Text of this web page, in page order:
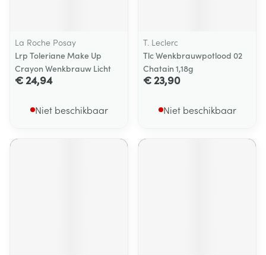
La Roche Posay
Lrp Toleriane Make Up
Crayon Wenkbrauw Licht
€ 24,94
Niet beschikbaar
T. Leclerc
Tlc Wenkbrauwpotlood 02
Chatain 1,18g
€ 23,90
Niet beschikbaar